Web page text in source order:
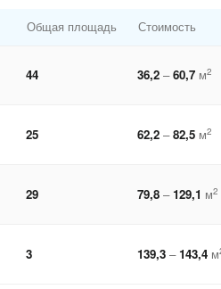
Общая площадь Стоимость
44 36,2 –60,7 м2
25 62,2 –82,5 м2
29 79,8 –129,1 м2
3 139,3 –143,4 м